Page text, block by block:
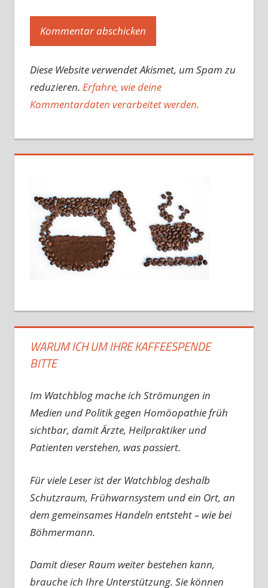
Diese Website verwendet Akismet, um Spam zu
reduzieren. Erfahre, wie deine
Kommentardaten verarbeitet werden.
WARUM ICH UM IHRE KAFFEESPENDE
BITTE
Im Watchblog mache ich Strömungen in
Medien und Politik gegen Homöopathie früh
sichtbar, damit Ärzte, Heilpraktiker und
Patienten verstehen, was passiert.
Für viele Leser ist der Watchblog deshalb
Schutzraum, Frühwarnsystem und ein Ort, an
dem gemeinsames Handeln entsteht – wie bei
Böhmermann.
Damit dieser Raum weiter bestehen kann,
brauche ich Ihre Unterstützung. Sie können